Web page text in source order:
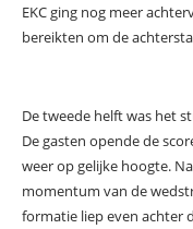
EKC ging nog meer
bereikten om de
De tweede helft was het
De gasten opende de
weer op gelijke hoogte.
momentum van de
formatie liep even achter